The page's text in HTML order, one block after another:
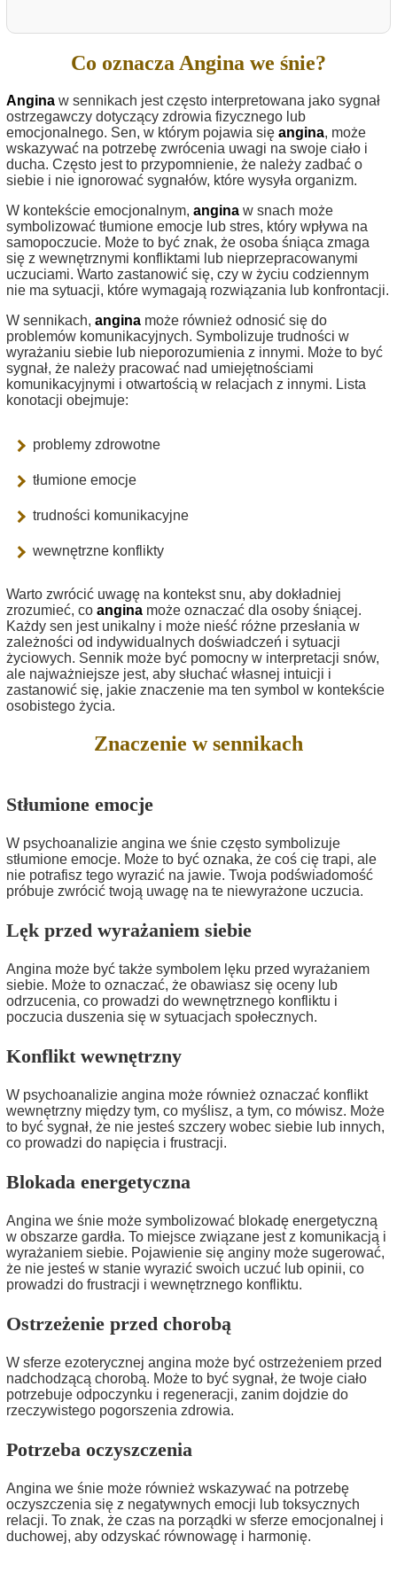
Co oznacza Angina we śnie?
Angina w sennikach jest często interpretowana jako sygnał
ostrzegawczy dotyczący zdrowia fizycznego lub
emocjonalnego. Sen, w którym pojawia się angina, może
wskazywać na potrzebę zwrócenia uwagi na swoje ciało i
ducha. Często jest to przypomnienie, że należy zadbać o
siebie i nie ignorować sygnałów, które wysyła organizm.
W kontekście emocjonalnym, angina w snach może
symbolizować tłumione emocje lub stres, który wpływa na
samopoczucie. Może to być znak, że osoba śniąca zmaga
się z wewnętrznymi konfliktami lub nieprzepracowanymi
uczuciami. Warto zastanowić się, czy w życiu codziennym
nie ma sytuacji, które wymagają rozwiązania lub konfrontacji.
W sennikach, angina może również odnosić się do
problemów komunikacyjnych. Symbolizuje trudności w
wyrażaniu siebie lub nieporozumienia z innymi. Może to być
sygnał, że należy pracować nad umiejętnościami
komunikacyjnymi i otwartością w relacjach z innymi. Lista
konotacji obejmuje:
problemy zdrowotne
tłumione emocje
trudności komunikacyjne
wewnętrzne konflikty
Warto zwrócić uwagę na kontekst snu, aby dokładniej
zrozumieć, co angina może oznaczać dla osoby śniącej.
Każdy sen jest unikalny i może nieść różne przesłania w
zależności od indywidualnych doświadczeń i sytuacji
życiowych. Sennik może być pomocny w interpretacji snów,
ale najważniejsze jest, aby słuchać własnej intuicji i
zastanowić się, jakie znaczenie ma ten symbol w kontekście
osobistego życia.
Znaczenie w sennikach
Stłumione emocje
W psychoanalizie angina we śnie często symbolizuje
stłumione emocje. Może to być oznaka, że coś cię trapi, ale
nie potrafisz tego wyrazić na jawie. Twoja podświadomość
próbuje zwrócić twoją uwagę na te niewyrażone uczucia.
Lęk przed wyrażaniem siebie
Angina może być także symbolem lęku przed wyrażaniem
siebie. Może to oznaczać, że obawiasz się oceny lub
odrzucenia, co prowadzi do wewnętrznego konfliktu i
poczucia duszenia się w sytuacjach społecznych.
Konflikt wewnętrzny
W psychoanalizie angina może również oznaczać konflikt
wewnętrzny między tym, co myślisz, a tym, co mówisz. Może
to być sygnał, że nie jesteś szczery wobec siebie lub innych,
co prowadzi do napięcia i frustracji.
Blokada energetyczna
Angina we śnie może symbolizować blokadę energetyczną
w obszarze gardła. To miejsce związane jest z komunikacją i
wyrażaniem siebie. Pojawienie się anginy może sugerować,
że nie jesteś w stanie wyrazić swoich uczuć lub opinii, co
prowadzi do frustracji i wewnętrznego konfliktu.
Ostrzeżenie przed chorobą
W sferze ezoterycznej angina może być ostrzeżeniem przed
nadchodzącą chorobą. Może to być sygnał, że twoje ciało
potrzebuje odpoczynku i regeneracji, zanim dojdzie do
rzeczywistego pogorszenia zdrowia.
Potrzeba oczyszczenia
Angina we śnie może również wskazywać na potrzebę
oczyszczenia się z negatywnych emocji lub toksycznych
relacji. To znak, że czas na porządki w sferze emocjonalnej i
duchowej, aby odzyskać równowagę i harmonię.